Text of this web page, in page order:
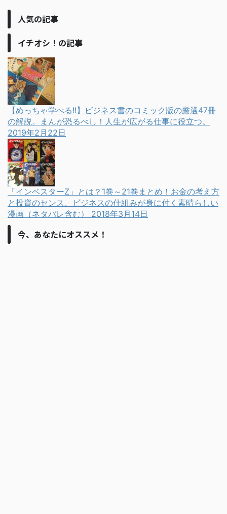
人気の記事
イチオシ！の記事
【めっちゃ学べる!!】ビジネス書のコミック版の厳選47冊
の解説。まんが恐るべし！人生が広がる仕事に役立つ。
2019年2月22日
「インベスターZ」とは？1巻～21巻まとめ！お金の考え方
と投資のセンス、ビジネスの仕組みが身に付く素晴らしい
漫画（ネタバレ含む） 2018年3月14日
今、あなたにオススメ！